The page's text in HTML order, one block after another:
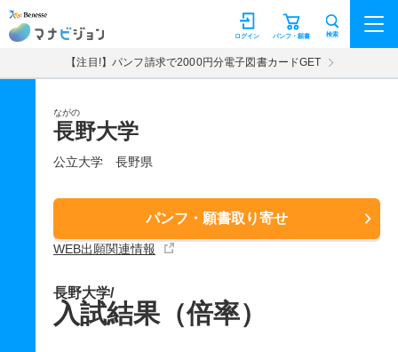
マナビジョン パンフ・願書
ログイン 検索
【注目!】パンフ請求で2000円分電子図書カードGET
ながの
長野大学
公立大学 長野県
パンフ・願書取り寄せ
WEB出願関連情報
長野大学/
入試結果（倍率）